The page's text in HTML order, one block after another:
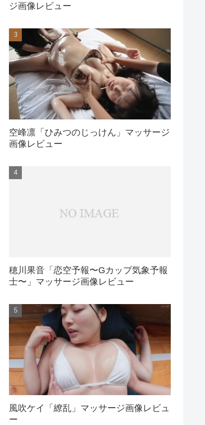
ジ画像レビュー
空峰凛「ひみつのじっけん」マッサージ
画像レビュー
穂川果音「恋空予報〜Gカップ気象予報
士〜」マッサージ画像レビュー
風吹ケイ「繚乱」マッサージ画像レビュ
ー